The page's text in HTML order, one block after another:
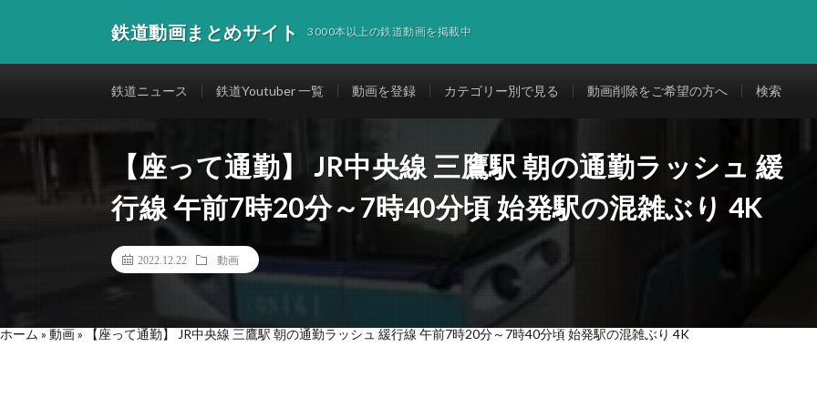
鉄道動画まとめサイト 3000本以上の鉄道動画を掲載中
鉄道ニュース 鉄道Youtuber 一覧 動画を登録 カテゴリー別で見る 動画削除をご希望の方へ 検索
【座って通勤】 JR中央線 三鷹駅 朝の通勤ラッシュ 緩
行線 午前7時20分～7時40分頃 始発駅の混雑ぶり 4K
2022.12.22 動画
ホーム » 動画» 【座って通勤】 JR中央線 三鷹駅 朝の通勤ラッシュ 緩行線 午前7時20分～7時40分頃 始発駅の混雑ぶり 4K